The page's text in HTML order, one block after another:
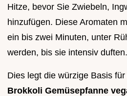
Hitze, bevor Sie Zwiebeln,
hinzufügen. Diese Aromaten
ein bis zwei Minuten, unter
werden, bis sie intensiv duften.
Dies legt die würzige Basis
Brokkoli Gemüsepfanne